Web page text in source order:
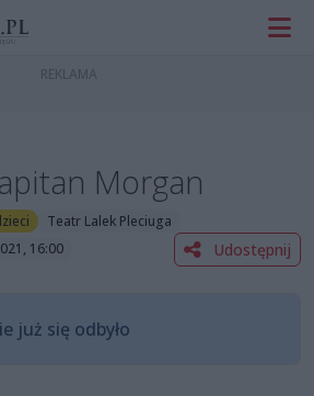
Morgan
Teatr Lalek Pleciuga
16:00
Udostępnij
już się odbyło